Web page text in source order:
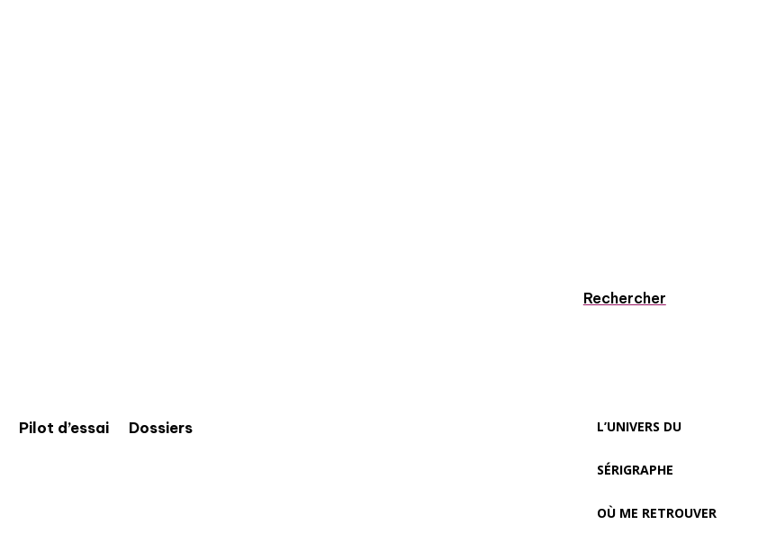
Pilot d’essai Dossiers
Rechercher
L’UNIVERS DU
SÉRIGRAPHE
OÙ ME RETROUVER